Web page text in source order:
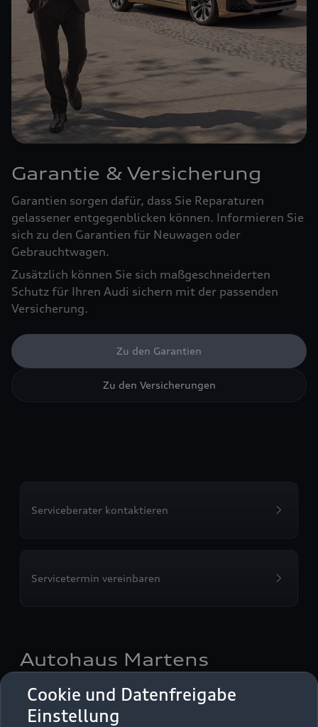
Cookie und Datenfreigabe
Einstellung
Garantie & Versicherung
Garantien sorgen dafür, dass Sie Reparaturen
gelassener entgegenblicken können. Informieren Sie
sich zu den Garantien für Neuwagen oder
Gebrauchtwagen.
Zusätzlich können Sie sich maßgeschneiderten
Schutz für Ihren Audi sichern mit der passenden
Versicherung.
Zu den Garantien
Zu den Versicherungen
Serviceberater kontaktieren
Servicetermin vereinbaren
Autohaus Martens
Inhaber: Ulrich Martens
Servicepartner e-tron